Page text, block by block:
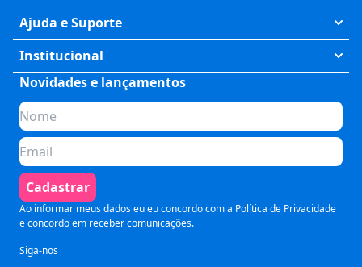
Exatas
Humanas
Saúde
Tecnologia
Preparatórios
Comunicação
Pós Graduação
Ajuda e Suporte
Meus Cursos
Fale Conosco
Perguntas Frequentes
Formas de Pagamento
Política de Cancelamento
Termos de Uso
Segurança e Privacidade
Institucional
Quem somos
Planos de assinatura
Para Empresas
Seja um parceiro
Blog
Novidades e lançamentos
Cadastrar
Ao informar meus dados eu eu concordo com a Política de Privacidade
e concordo em receber comunicações.
Siga-nos